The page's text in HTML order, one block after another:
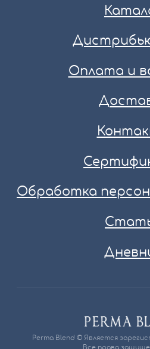
Оплата и
Обработка
Perma Blend © Является
Все права